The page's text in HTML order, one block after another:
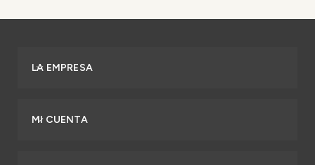
LA EMPRESA
MI CUENTA